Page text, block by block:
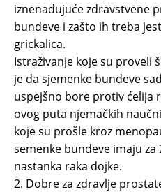
iznenađujuće zdravstvene
bundeve i zašto ih treba
grickalica.
Istraživanje koje su proveli
je da sjemenke bundeve
uspejšno bore protiv ćelija
ovog puta njemačkih
koje su prošle kroz
semenke bundeve imaju
nastanka raka dojke.
2. Dobre za zdravlje